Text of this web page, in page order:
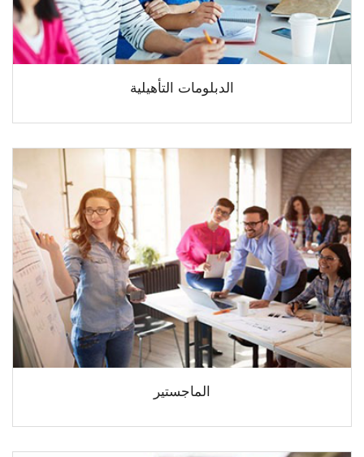
الدبلومات التأهيلية
الماجستير